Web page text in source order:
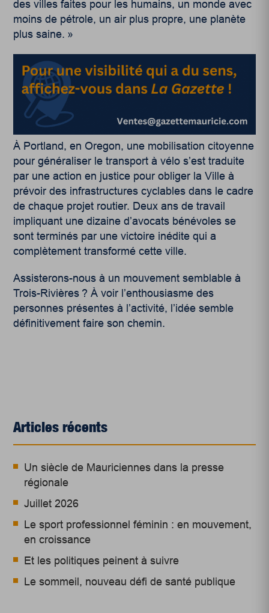
des villes faites pour les humains, un monde avec
moins de pétrole, un air plus propre, une planète
plus saine. »
À Portland, en Oregon, une mobilisation citoyenne
pour généraliser le transport à vélo s’est traduite
par une action en justice pour obliger la Ville à
prévoir des infrastructures cyclables dans le cadre
de chaque projet routier. Deux ans de travail
impliquant une dizaine d’avocats bénévoles se
sont terminés par une victoire inédite qui a
complètement transformé cette ville.
Assisterons-nous à un mouvement semblable à
Trois-Rivières ? À voir l’enthousiasme des
personnes présentes à l’activité, l’idée semble
définitivement faire son chemin.
Articles récents
Un siècle de Mauriciennes dans la presse
régionale
Juillet 2026
Le sport professionnel féminin : en mouvement,
en croissance
Et les politiques peinent à suivre
Le sommeil, nouveau défi de santé publique